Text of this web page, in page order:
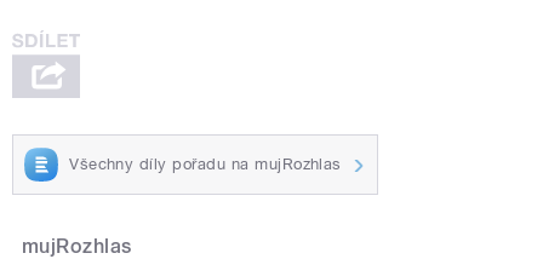
Všechny díly pořadu na mujRozhlas
mujRozhlas